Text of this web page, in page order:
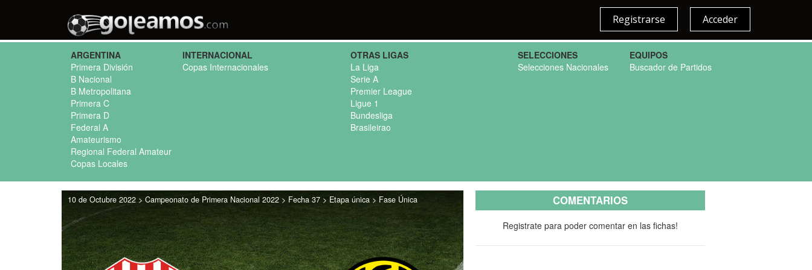
Acceder
Registrarse
ARGENTINA
Primera División
B Nacional
B Metropolitana
Primera C
Primera D
Federal A
Amateurismo
Regional Federal Amateur
Copas Locales
INTERNACIONAL
Copas Internacionales
OTRAS LIGAS
La Liga
Serie A
Premier League
Ligue 1
Bundesliga
Brasileirao
SELECCIONES
Selecciones Nacionales
EQUIPOS
Buscador de Partidos
10 de Octubre 2022 > Campeonato de Primera Nacional 2022 > Fecha 37 > Etapa única > Fase Única COMENTARIOS
Registrate para poder comentar en las fichas!